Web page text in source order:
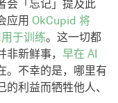
会「忘记」提及此
应用 OkCupid 将
于训练。这一切都
新鲜事， 早在 AI
。不幸的是，哪里有
利益而牺牲他人、